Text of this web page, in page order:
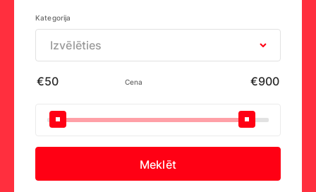
Kategorija
Izvēlēties
Cena
Meklēt